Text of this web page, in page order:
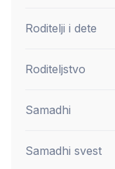
Roditelji i dete
Roditeljstvo
Samadhi
Samadhi svest